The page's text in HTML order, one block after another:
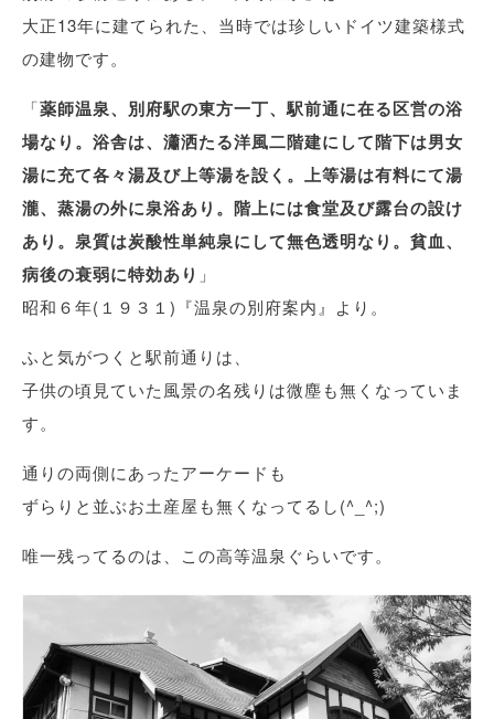
大正13年に建てられた、当時では珍しいドイツ建築様式
の建物です。
「薬師温泉、別府駅の東方一丁、駅前通に在る区営の浴
場なり。浴舎は、瀟洒たる洋風二階建にして階下は男女
湯に充て各々湯及び上等湯を設く。上等湯は有料にて湯
瀧、蒸湯の外に泉浴あり。階上には食堂及び露台の設け
あり。泉質は炭酸性単純泉にして無色透明なり。貧血、
病後の衰弱に特効あり 」
昭和６年(１９３１)『温泉の別府案内』より。
ふと気がつくと駅前通りは、
子供の頃見ていた風景の名残りは微塵も無くなっていま
す。
通りの両側にあったアーケードも
ずらりと並ぶお土産屋も無くなってるし(^_^;)
唯一残ってるのは、この高等温泉ぐらいです。